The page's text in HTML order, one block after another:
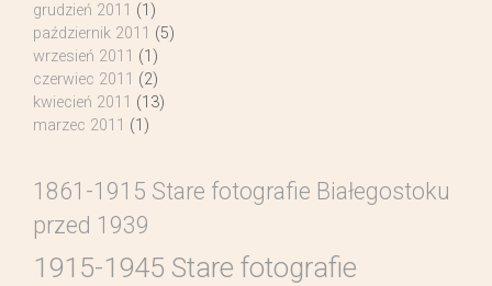
grudzień 2011 (1)
październik 2011 (5)
wrzesień 2011 (1)
czerwiec 2011 (2)
kwiecień 2011 (13)
marzec 2011 (1)
1861-1915 Stare fotografie Białegostoku
przed 1939
1915-1945 Stare fotografie